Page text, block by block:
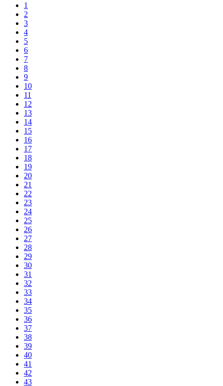
1
2
3
4
5
6
7
8
9
10
11
12
13
14
15
16
17
18
19
20
21
22
23
24
25
26
27
28
29
30
31
32
33
34
35
36
37
38
39
40
41
42
43